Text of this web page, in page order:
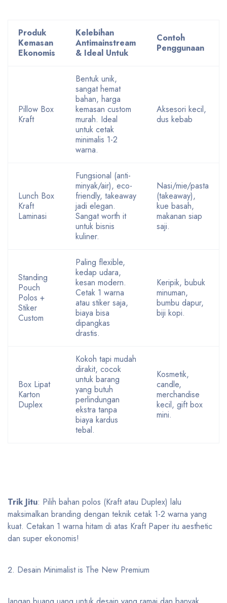
Produk
Kemasan
Ekonomis
Kelebihan
Antimainstream
& Ideal Untuk
Contoh
Penggunaan
Pillow Box
Kraft
Bentuk unik,
sangat hemat
bahan, harga
kemasan custom
murah. Ideal
untuk cetak
minimalis 1-2
warna.
Aksesori kecil,
dus kebab
Lunch Box
Kraft
Laminasi
Fungsional (anti-
minyak/air), eco-
friendly, takeaway
jadi elegan.
Sangat worth it
untuk bisnis
kuliner.
Nasi/mie/pasta
(takeaway),
kue basah,
makanan siap
saji.
Standing
Pouch
Polos +
Stiker
Custom
Paling flexible,
kedap udara,
kesan modern.
Cetak 1 warna
atau stiker saja,
biaya bisa
dipangkas
drastis.
Keripik, bubuk
minuman,
bumbu dapur,
biji kopi.
Box Lipat
Karton
Duplex
Kokoh tapi mudah
dirakit, cocok
untuk barang
yang butuh
perlindungan
ekstra tanpa
biaya kardus
tebal.
Kosmetik,
candle,
merchandise
kecil, gift box
mini.
Trik Jitu: Pilih bahan polos (Kraft atau Duplex) lalu
maksimalkan branding dengan teknik cetak 1-2 warna yang
kuat. Cetakan 1 warna hitam di atas Kraft Paper itu aesthetic
dan super ekonomis!
Desain Minimalist is The New Premium